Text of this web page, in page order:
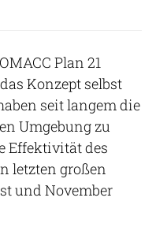
Plan 21
Konzept selbst
seit langem die
Umgebung zu
Effektivität des
letzten großen
und November